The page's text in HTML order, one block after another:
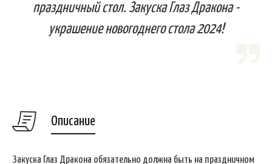
праздничный стол. Закуска Глаз Дракона -
украшение новогоднего стола 2024!
Описание
Закуска Глаз Дракона обязательно должна быть на праздничном